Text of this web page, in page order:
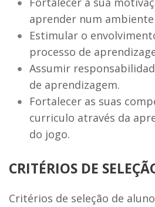
aprender num
Estimular o
processo de
Assumir
de aprendizagem.
Fortalecer as suas
curriculo através da
do jogo.
CRITÉRIOS DE
Critérios de seleção de